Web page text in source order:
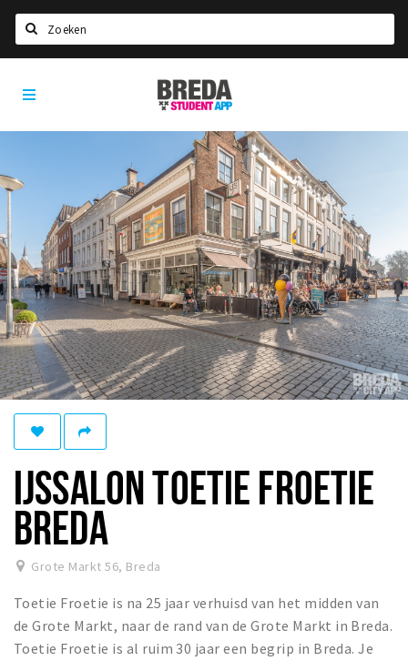
HOME
Voel je thuis in Breda | GoodMood
Welkom in Breda
Studentenverenigingen
Studentenraad
Studentenroutes
New in town? Check FAQ!
WONEN
Woonruimte
Inschrijven gemeente
Zorgverzekering
Huisarts en eerste hulp
Q&A
Breda Student Shop
Draai aan het rad!
Breda
Student
IJSSALON TOETIE FROETIE
BREDA
Grote Markt 56, Breda
Toetie Froetie is na 25 jaar verhuisd van het midden van
de Grote Markt, naar de rand van de Grote Markt in Breda.
Toetie Froetie is al ruim 30 jaar een begrip in Breda. Je